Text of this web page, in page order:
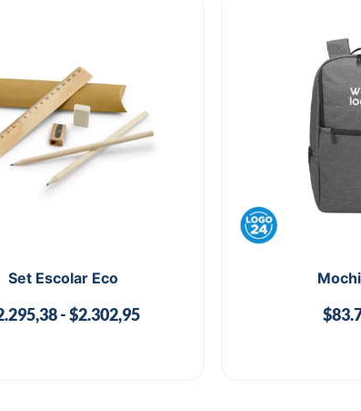
Set Escolar Eco
-$2.302,95 $